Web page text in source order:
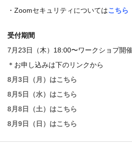
・Zoomセキュリティについてはこちら
受付期間
7月23日（木）18:00〜ワークショプ開
＊お申し込みは下のリンクから
8月3日（月）はこちら
8月5日（水）はこちら
8月8日（土）はこちら
8月9日（日）はこちら